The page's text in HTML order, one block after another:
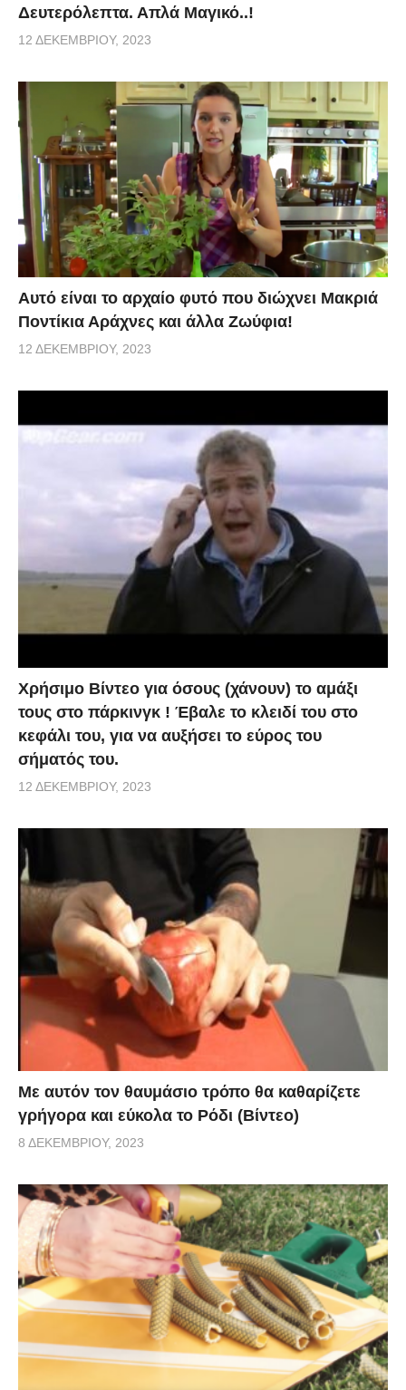
Δευτερόλεπτα. Απλά Μαγικό..!
12 ΔΕΚΕΜΒΡΊΟΥ, 2023
Αυτό είναι το αρχαίο φυτό που διώχνει Μακριά
Ποντίκια Αράχνες και άλλα Ζωύφια!
12 ΔΕΚΕΜΒΡΊΟΥ, 2023
Χρήσιμο Βίντεο για όσους (χάνουν) το αμάξι
τους στο πάρκινγκ ! Έβαλε το κλειδί του στο
κεφάλι του, για να αυξήσει το εύρος του
σήματός του.
12 ΔΕΚΕΜΒΡΊΟΥ, 2023
Με αυτόν τον θαυμάσιο τρόπο θα καθαρίζετε
γρήγορα και εύκολα το Ρόδι (Βίντεο)
8 ΔΕΚΕΜΒΡΊΟΥ, 2023